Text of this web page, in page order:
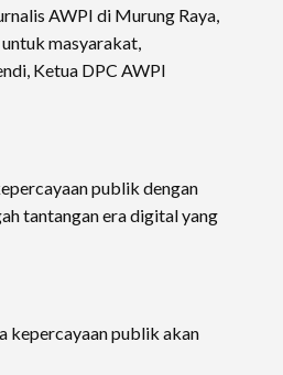
AWPI di Murung Raya,
masyarakat,
Ketua DPC AWPI
publik dengan
tantangan era digital yang
kepercayaan publik akan